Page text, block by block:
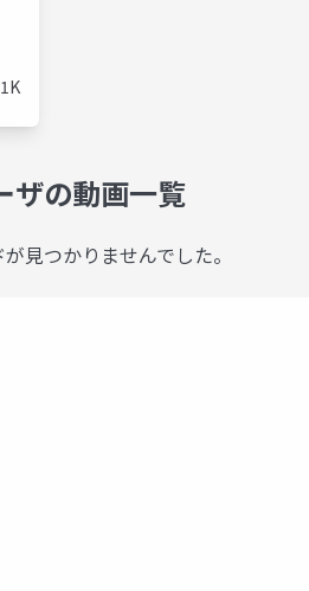
ザの動画一覧
見つかりませんでした。